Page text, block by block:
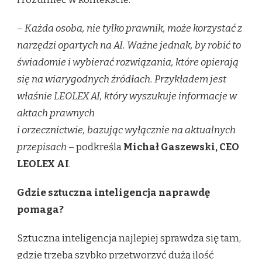
–Każda osoba, nie tylko prawnik, może korzystać z
narzędzi opartych na AI. Ważne jednak, by robić to
świadomie i wybierać rozwiązania, które opierają
się na wiarygodnych źródłach. Przykładem jest
właśnie LEOLEX AI, który wyszukuje informacje w
aktach prawnych
i orzecznictwie, bazując wyłącznie na aktualnych
przepisach – podkreślaMichał Gaszewski, CEO
LEOLEX AI.
Gdzie sztuczna inteligencja naprawdę
pomaga?
Sztuczna inteligencja najlepiej sprawdza się tam,
gdzie trzeba szybko przetworzyć dużą ilość